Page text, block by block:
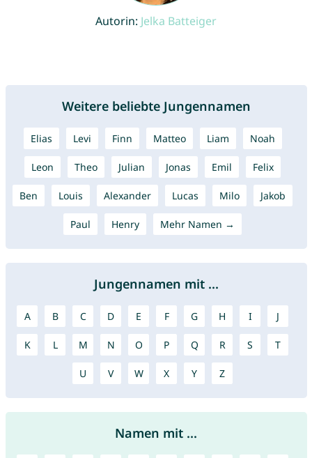
Autorin: Jelka Batteiger
Weitere beliebte Jungennamen
Elias Levi Finn Matteo Liam Noah
Leon Theo Julian Jonas Emil Felix
Ben Louis Alexander Lucas Milo Jakob
Paul Henry Mehr Namen →
Jungennamen mit ...
A B C D E F G H I J
K L M N O P Q R S T
U V W X Y Z
Namen mit ...